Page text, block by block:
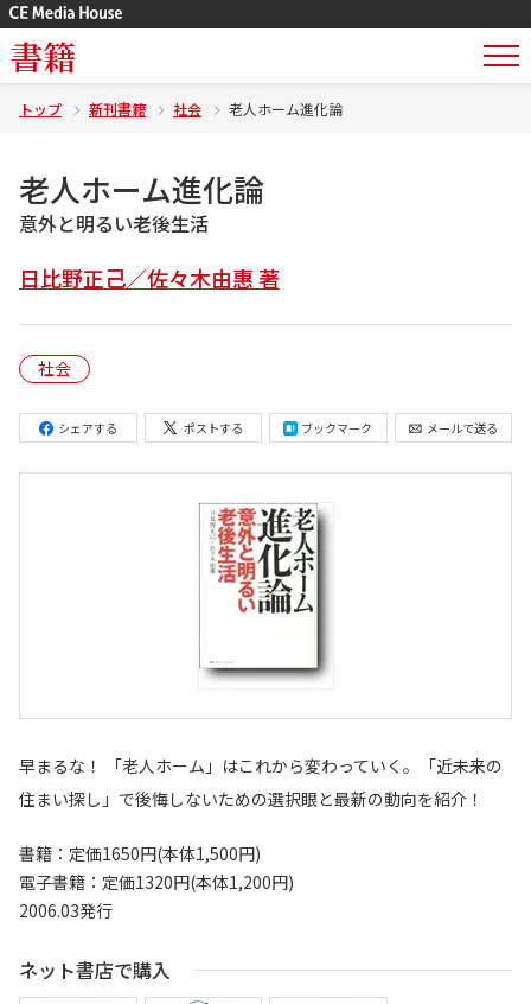
書籍
トップ 新刊書籍 社会 老人ホーム進化論
老人ホーム進化論
意外と明るい老後生活
日比野正己／佐々木由惠 著
社会
シェアする ポストする ブックマーク メールで送る
早まるな！ 「老人ホーム」はこれから変わっていく。「近未来の
住まい探し」で後悔しないための選択眼と最新の動向を紹介！
書籍：定価1650円(本体1,500円)
電子書籍：定価1320円(本体1,200円)
2006.03発行
ネット書店で購入